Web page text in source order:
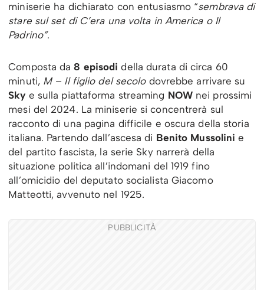
miniserie ha dichiarato con entusiasmo “sembrava di
stare sul set di C’era una volta in America o Il
Padrino”.
Composta da8 episodidella durata di circa 60
minuti, M – Il figlio del secolo dovrebbe arrivare su
Sky e sulla piattaforma streaming NOWnei prossimi
mesi del 2024. La miniserie si concentrerà sul
racconto di una pagina difficile e oscura della storia
italiana. Partendo dall’ascesa di Benito Mussolinie
del partito fascista, la serie Sky narrerà della
situazione politica all’indomani del 1919 fino
all’omicidio del deputato socialista Giacomo
Matteotti, avvenuto nel 1925.
PUBBLICITÀ